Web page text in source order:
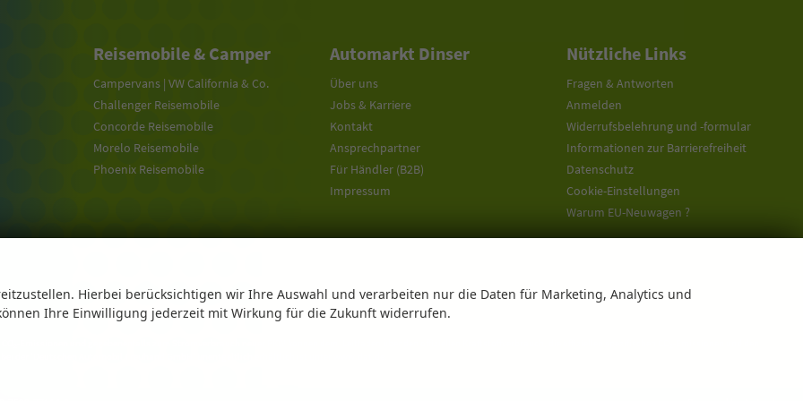
Reisemobile & Camper
Campervans | VW California & Co.
Challenger Reisemobile
Concorde Reisemobile
Morelo Reisemobile
Phoenix Reisemobile
Automarkt Dinser
Über uns
Jobs & Karriere
Kontakt
Ansprechpartner
Für Händler (B2B)
Impressum
Nützliche Links
Fragen & Antworten
Anmelden
Widerrufsbelehrung und -formular
Informationen zur Barrierefreiheit
Datenschutz
Cookie-Einstellungen
Warum EU-Neuwagen ?
der 'Deutschen Automobil Treuhand GmbH' unentgeltlich erhältlich ist unter www.dat.de.
Hierbei berücksichtigen wir Ihre Auswahl und verarbeiten nur die Daten für Marketing, Analytics und
Ihre Einwilligung jederzeit mit Wirkung für die Zukunft widerrufen.